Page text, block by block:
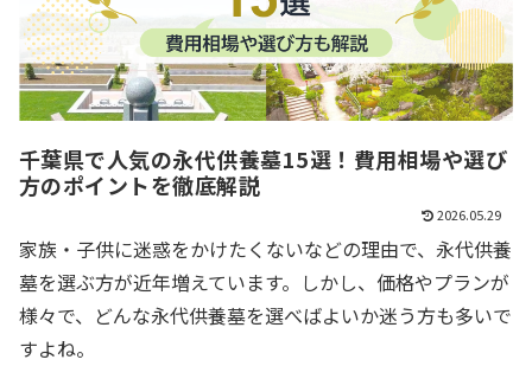
千葉県で人気の永代供養墓15選！費用相場や選び
方のポイントを徹底解説
2026.05.29
家族・子供に迷惑をかけたくないなどの理由で、永代供養
墓を選ぶ方が近年増えています。しかし、価格やプランが
様々で、どんな永代供養墓を選べばよいか迷う方も多いで
すよね。